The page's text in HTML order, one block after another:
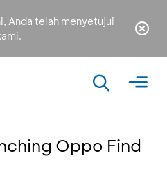
Anda telah menyetujui
Oppo Find